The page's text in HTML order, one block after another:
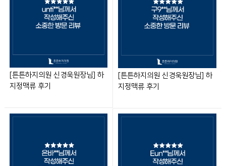
[튼튼하지의원 신경욱원장님] 하
지정맥류 후기
[튼튼하지의원 신경욱원장님] 하
지정맥류 후기